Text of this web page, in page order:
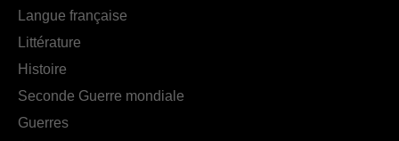
Langue française
Littérature
Histoire
Seconde Guerre mondiale
Guerres